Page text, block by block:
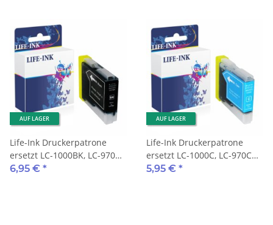
AUF LAGER
Life-Ink Druckerpatrone
ersetzt LC-1000BK, LC-970BK
für Brother Drucker black
6,95 € *
AUF LAGER
Life-Ink Druckerpatrone
ersetzt LC-1000C, LC-970C
für Brother Drucker cyan
5,95 € *